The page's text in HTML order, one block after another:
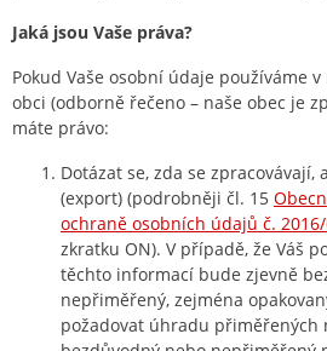
Jaká jsou Vaše práva?
Pokud Vaše osobní údaje používáme
obci (odborně řečeno – naše obec je
máte právo:
Dotázat se, zda se zpracovávají,
(export) (podrobněji čl. 15
ochraně osobních údajů č.
zkratku ON). V případě, že Váš
těchto informací bude zjevně
nepřiměřený, zejména
požadovat úhradu přiměřených